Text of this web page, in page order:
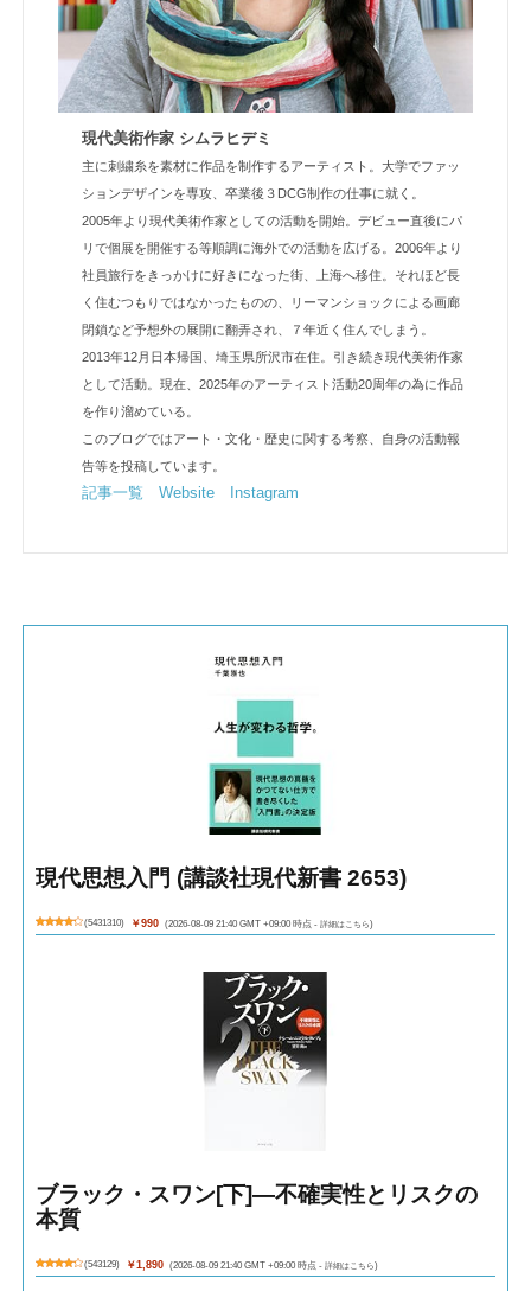
現代美術作家 シムラヒデミ
主に刺繍糸を素材に作品を制作するアーティスト。大学でファッ
ションデザインを専攻、卒業後３DCG制作の仕事に就く。
2005年より現代美術作家としての活動を開始。デビュー直後にパ
リで個展を開催する等順調に海外での活動を広げる。2006年より
社員旅行をきっかけに好きになった街、上海へ移住。それほど長
く住むつもりではなかったものの、リーマンショックによる画廊
閉鎖など予想外の展開に翻弄され、７年近く住んでしまう。
2013年12月日本帰国、埼玉県所沢市在住。引き続き現代美術作家
として活動。現在、2025年のアーティスト活動20周年の為に作品
を作り溜めている。
このブログではアート・文化・歴史に関する考察、自身の活動報
告等を投稿しています。
記事一覧 Website Instagram
現代思想入門 (講談社現代新書 2653)
(5431310) ￥990 (2026-08-09 21:40 GMT +09:00 時点 - 詳細はこちら)
ブラック・スワン[下]―不確実性とリスクの
本質
(543129) ￥1,890 (2026-08-09 21:40 GMT +09:00 時点 - 詳細はこちら)